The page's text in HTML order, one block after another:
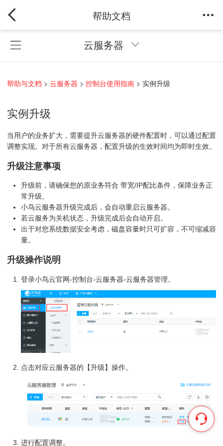
帮助文档
云服务器
帮助与文档 > 云服务器 > 控制台使用指南 > 实例升级
实例升级
当用户的业务扩大，需要提升云服务器的硬件配置时，可以通过配置
调整实现。对于所有云服务器，配置升级的生效时间均为即时生效。
升级注意事项
升级前，请确保您的原业务符合 带宽/IP配比条件，保障业务正
常升级。
小鸟云服务器升级完成后，会自动重启云服务器。
若云服务为关机状态，升级完成后会自动开启。
出于对您系统数据安全考虑，磁盘容量时只可扩容，不可缩减容
量。
升级操作说明
登录小鸟云官网-控制台-云服务器-云服务器管理。
点击对应云服务器的【升级】操作。
进行配置调整。